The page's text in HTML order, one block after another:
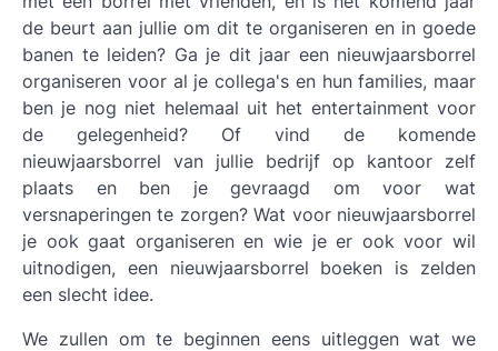
de beurt aan jullie om dit te organiseren en in goede
banen te leiden? Ga je dit jaar een nieuwjaarsborrel
organiseren voor al je collega's en hun families, maar
ben je nog niet helemaal uit het entertainment voor
de gelegenheid? Of vind de komende
nieuwjaarsborrel van jullie bedrijf op kantoor zelf
plaats en ben je gevraagd om voor wat
versnaperingen te zorgen? Wat voor nieuwjaarsborrel
je ook gaat organiseren en wie je er ook voor wil
uitnodigen, een nieuwjaarsborrel boeken is zelden
een slecht idee.
We zullen om te beginnen eens uitleggen wat we